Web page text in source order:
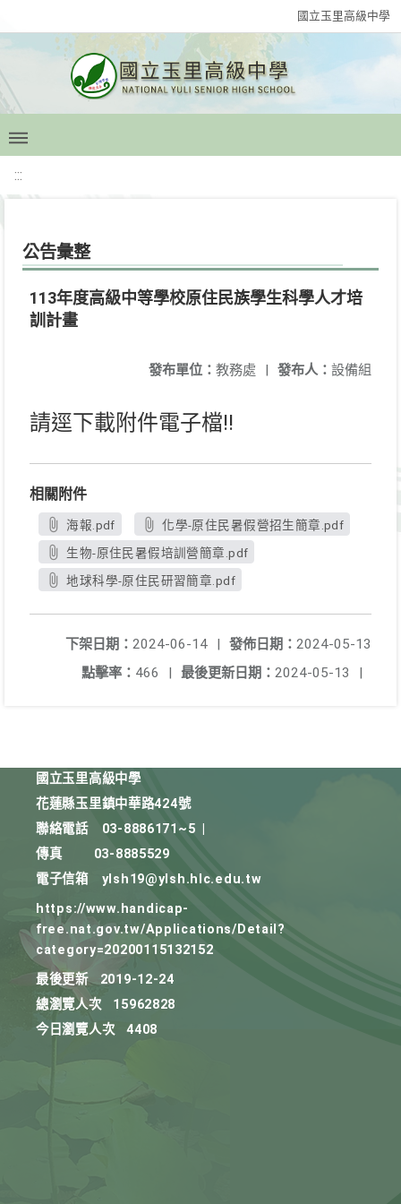
國立玉里高級中學
:::
公告彙整
113年度高級中等學校原住民族學生科學人才培
訓計畫
發布人： 設備組
發布單位： 教務處 |
請逕下載附件電子檔!!
相關附件
海報.pdf
化學-原住民暑假營招生簡章.pdf
生物-原住民暑假培訓營簡章.pdf
地球科學-原住民研習簡章.pdf
發佈日期： 2024-05-13
下架日期： 2024-06-14
|
最後更新日期： 2024-05-13 |
點擊率： 466 |
國立玉里高級中學
花蓮縣玉里鎮中華路424號
聯絡電話
03-8886171~5
傳真
03-8885529
電子信箱
ylsh19@ylsh.hlc.edu.tw
https://www.handicap-
free.nat.gov.tw/Applications/Detail?
category=20200115132152
最後更新
2019-12-24
總瀏覽人次
15962828
今日瀏覽人次
4408